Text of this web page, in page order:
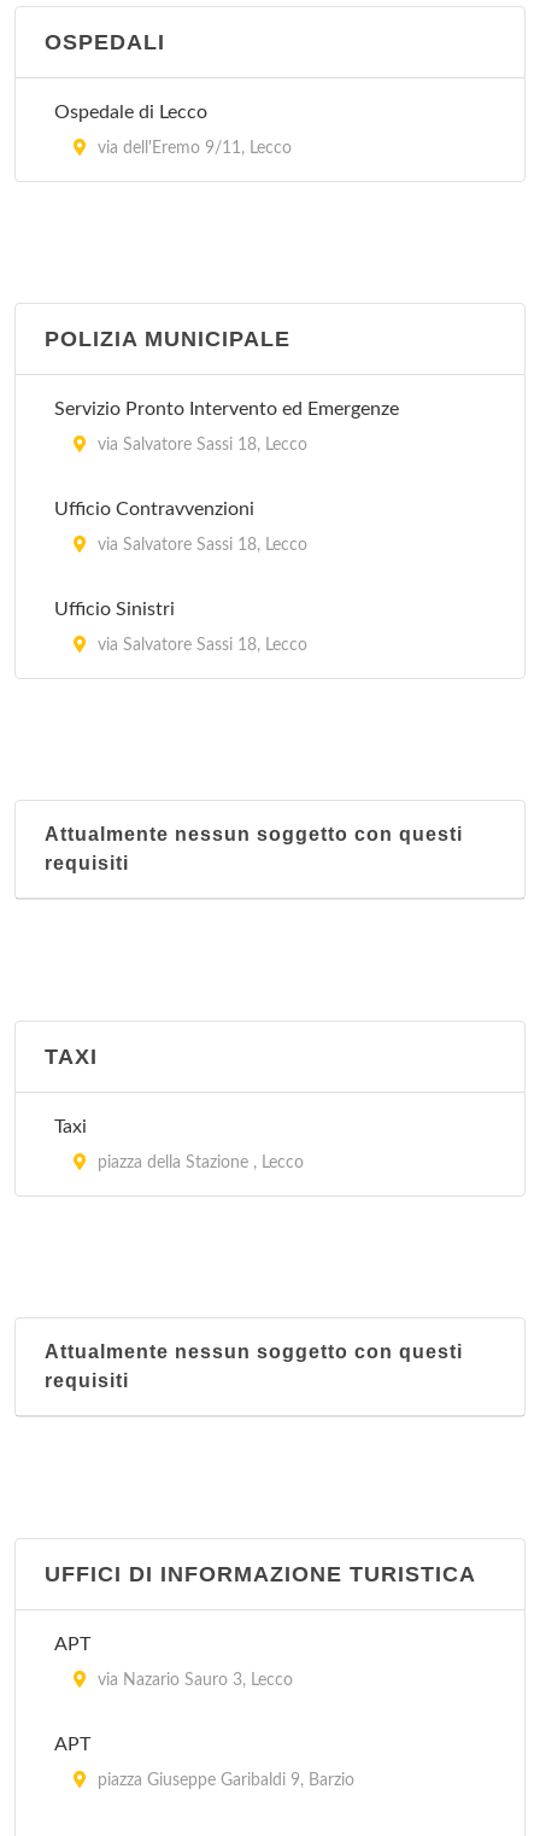
OSPEDALI
Ospedale di Lecco
via dell'Eremo 9/11, Lecco
POLIZIA MUNICIPALE
Servizio Pronto Intervento ed Emergenze
via Salvatore Sassi 18, Lecco
Ufficio Contravvenzioni
via Salvatore Sassi 18, Lecco
Ufficio Sinistri
via Salvatore Sassi 18, Lecco
Attualmente nessun soggetto con questi
requisiti
TAXI
Taxi
piazza della Stazione , Lecco
Attualmente nessun soggetto con questi
requisiti
UFFICI DI INFORMAZIONE TURISTICA
APT
via Nazario Sauro 3, Lecco
APT
piazza Giuseppe Garibaldi 9, Barzio